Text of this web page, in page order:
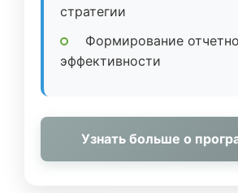
стратегии
Формирование
эффективности
Узнать больше о